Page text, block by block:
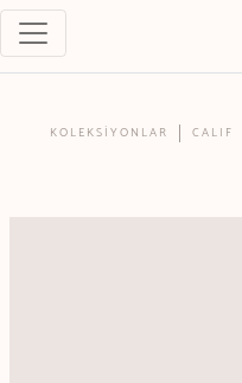
KOLEKSİYONLAR CALIF